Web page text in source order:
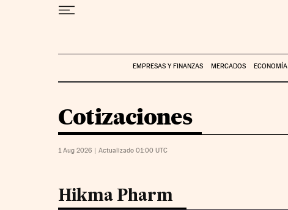
EMPRESAS Y FINANZAS MERCADOS ECONOMÍA
Cotizaciones
1 Aug 2026 | Actualizado 01:00 UTC
Hikma Pharm